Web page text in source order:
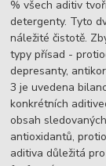
% všech aditiv
detergenty. Tyto
náležité čistotě.
typy přísad -
depresanty,
3 je uvedena
konkrétních
obsah
antioxidantů,
aditiva důležitá